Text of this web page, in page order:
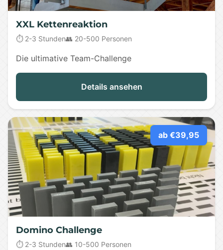
XXL Kettenreaktion
⏱️ 2-3 Stunden👥 20-500 Personen
Die ultimative Team-Challenge
Details ansehen
ab €39,95
Domino Challenge
⏱️ 2-3 Stunden👥 10-500 Personen